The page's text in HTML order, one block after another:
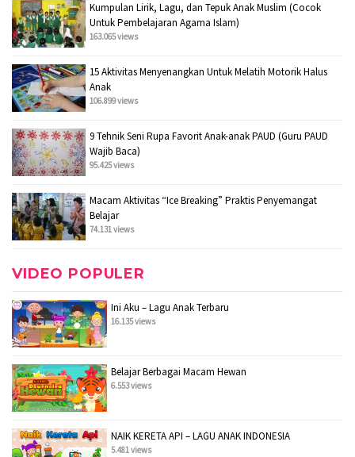
Kumpulan Lirik, Lagu, dan Tepuk Anak Muslim (Cocok
Untuk Pembelajaran Agama Islam)
163.065 views
15 Aktivitas Menyenangkan Untuk Melatih Motorik Halus
Anak
106.899 views
9 Tehnik Seni Rupa Favorit Anak-anak PAUD (Guru PAUD
Wajib Baca)
95.425 views
Macam Aktivitas “Ice Breaking” Praktis Penyemangat
Belajar
74.131 views
VIDEO POPULER
Ini Aku – Lagu Anak Terbaru
16.135 views
Belajar Berbagai Macam Hewan
6.553 views
NAIK KERETA API – LAGU ANAK INDONESIA
5.481 views